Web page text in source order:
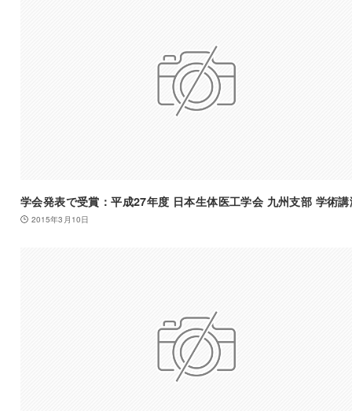
学会発表で受賞：平成27年度 日本生体医工学会 九州支部 学術
2015年3月10日